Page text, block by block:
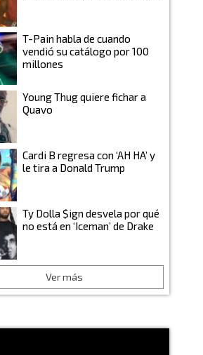
T-Pain habla de cuando
vendió su catálogo por 100
millones
Young Thug quiere fichar a
Quavo
Cardi B regresa con ‘AH HA’ y
le tira a Donald Trump
Ty Dolla $ign desvela por qué
no está en ‘Iceman’ de Drake
Ver más